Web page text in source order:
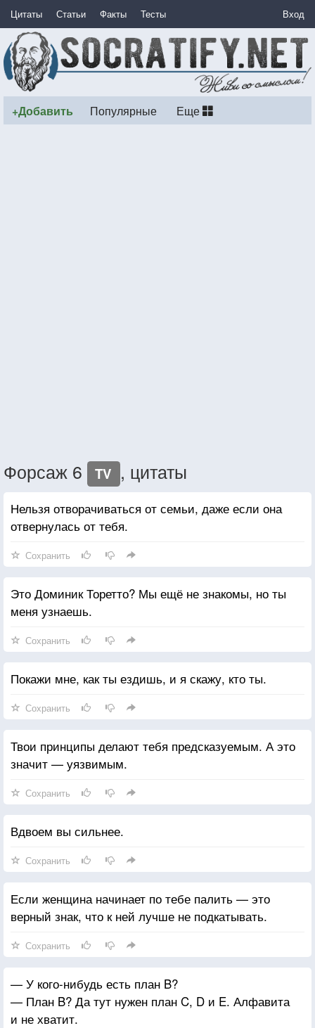
Цитаты Статьи Факты Тесты Вход
+Добавить Популярные Еще
Форсаж 6 TV , цитаты
Нельзя отворачиваться от семьи, даже если она
отвернулась от тебя.
Сохранить
Это Доминик Торетто? Мы ещё не знакомы, но ты
меня узнаешь.
Сохранить
Покажи мне, как ты ездишь, и я скажу, кто ты.
Сохранить
Твои принципы делают тебя предсказуемым. А это
значит — уязвимым.
Сохранить
Вдвоем вы сильнее.
Сохранить
Если женщина начинает по тебе палить — это
верный знак, что к ней лучше не подкатывать.
Сохранить
— У кого-нибудь есть план B?
— План B? Да тут нужен план C, D и E. Алфавита
и не хватит.